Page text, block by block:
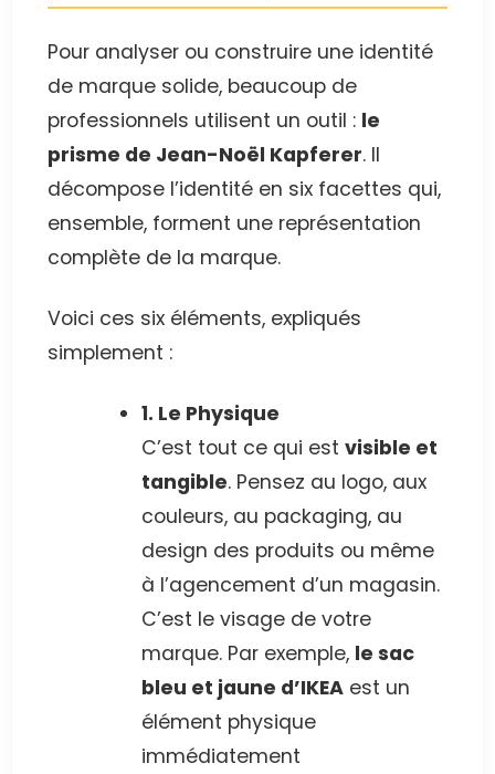
Pour analyser ou construire une identité
de marque solide, beaucoup de
professionnels utilisent un outil : le
prisme de Jean-Noël Kapferer. Il
décompose l’identité en six facettes qui,
ensemble, forment une représentation
complète de la marque.
Voici ces six éléments, expliqués
simplement :
1. Le Physique
C’est tout ce qui est visible et
tangible. Pensez au logo, aux
couleurs, au packaging, au
design des produits ou même
à l’agencement d’un magasin.
C’est le visage de votre
marque. Par exemple, le sac
bleu et jaune d’IKEA est un
élément physique
immédiatement